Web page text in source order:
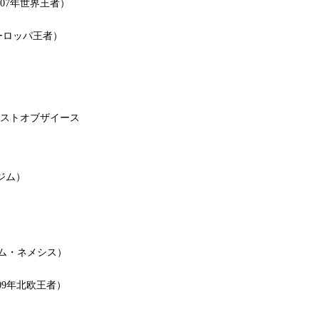
年世界王者）
ッパ王者）
トオブザイース
）
ネメシス）
北欧王者）